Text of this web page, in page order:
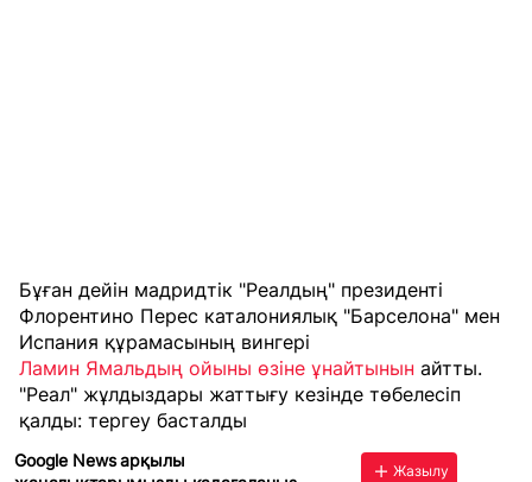
Бұған дейін мадридтік "Реалдың" президенті
Флорентино Перес каталониялық "Барселона" мен
Испания құрамасының вингері
Ламин Ямальдың ойыны өзіне ұнайтынын айтты.
"Реал" жұлдыздары жаттығу кезінде төбелесіп
қалды: тергеу басталды
Google News арқылы
Жазылу